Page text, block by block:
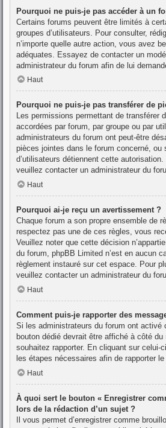
Pourquoi ne puis-je pas accéder à un
Certains forums peuvent être limités à
groupes d’utilisateurs. Pour consulter,
n’importe quelle autre action, vous avez
adéquates. Essayez de contacter un
administrateur du forum afin de lui
Haut
Pourquoi ne puis-je pas transférer de
Les permissions permettant de transférer
accordées par forum, par groupe ou par
administrateurs du forum ont peut-être
pièces jointes dans le forum concerné, ou
d’utilisateurs détiennent cette
veuillez contacter un administrateur du
Haut
Pourquoi ai-je reçu un avertissement ?
Chaque forum a son propre ensemble de
respectez pas une de ces règles, vous
Veuillez noter que cette décision
du forum, phpBB Limited n’est en aucun
règlement instauré sur cet espace. Pour
veuillez contacter un administrateur du
Haut
Comment puis-je rapporter des
Si les administrateurs du forum ont activé
bouton dédié devrait être affiché à côté
souhaitez rapporter. En cliquant sur celui-
les étapes nécessaires afin de rapporter
Haut
À quoi sert le bouton « Enregistrer
lors de la rédaction d’un sujet ?
Il vous permet d’enregistrer comme